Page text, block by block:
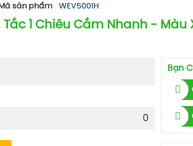
Mã sản phẩm WEV5001H
1 Chiều Cắm Nhanh - Màu
0
Bạn